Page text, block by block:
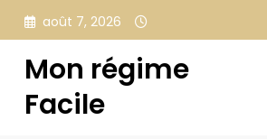
Aller
contenu
août 7, 2026
Mon régime
Facile